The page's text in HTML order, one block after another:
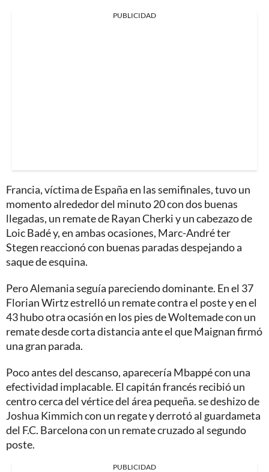
PUBLICIDAD
Francia, víctima de España en las semifinales, tuvo un
momento alrededor del minuto 20 con dos buenas
llegadas, un remate de Rayan Cherki y un cabezazo de
Loic Badé y, en ambas ocasiones, Marc-André ter
Stegen reaccionó con buenas paradas despejando a
saque de esquina.
Pero Alemania seguía pareciendo dominante. En el 37
Florian Wirtz estrelló un remate contra el poste y en el
43 hubo otra ocasión en los pies de Woltemade con un
remate desde corta distancia ante el que Maignan firmó
una gran parada.
Poco antes del descanso, aparecería Mbappé con una
efectividad implacable. El capitán francés recibió un
centro cerca del vértice del área pequeña. se deshizo de
Joshua Kimmich con un regate y derrotó al guardameta
del F.C. Barcelona con un remate cruzado al segundo
poste.
PUBLICIDAD